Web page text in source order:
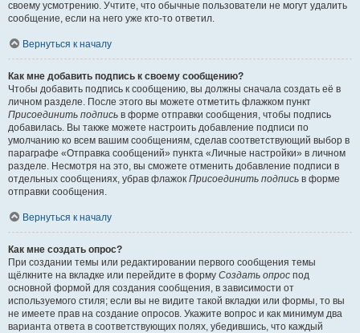
своему усмотрению. Учтите, что обычные пользователи не могут удалить
сообщение, если на него уже кто-то ответил.
Вернуться к началу
Как мне добавить подпись к своему сообщению?
Чтобы добавить подпись к сообщению, вы должны сначала создать её в
личном разделе. После этого вы можете отметить флажком пункт
Присоединить подпись в форме отправки сообщения, чтобы подпись
добавилась. Вы также можете настроить добавление подписи по
умолчанию ко всем вашим сообщениям, сделав соответствующий выбор в
параграфе «Отправка сообщений» пункта «Личные настройки» в личном
разделе. Несмотря на это, вы сможете отменить добавление подписи в
отдельных сообщениях, убрав флажок Присоединить подпись в форме
отправки сообщения.
Вернуться к началу
Как мне создать опрос?
При создании темы или редактировании первого сообщения темы
щёлкните на вкладке или перейдите в форму Создать опрос под
основной формой для создания сообщения, в зависимости от
используемого стиля; если вы не видите такой вкладки или формы, то вы
не имеете прав на создание опросов. Укажите вопрос и как минимум два
варианта ответа в соответствующих полях, убедившись, что каждый